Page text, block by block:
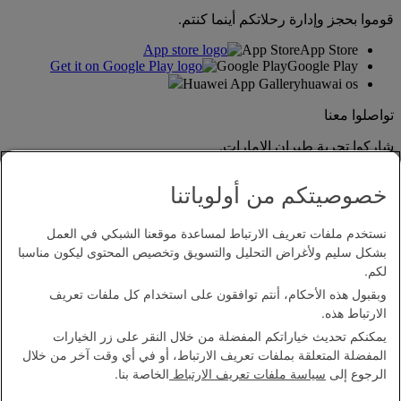
قوموا بحجز وإدارة رحلاتكم أينما كنتم.
App StoreApp Store
Google PlayGoogle Play
Huawei App Galleryhuawai os
تواصلوا معنا
شاركوا تجربة طيران الإمارات.
بيان إمكانية الدخول
اتصل بنا
سياسة الخصوصية
الشروط والأحكام
سياسة ملفات تعريف الارتباط
خصوصيتكم من أولوياتنا
نستخدم ملفات تعريف الارتباط لمساعدة موقعنا الشبكي في العمل
بشكل سليم ولأغراض التحليل والتسويق وتخصيص المحتوى ليكون مناسبا
لكم.
وبقبول هذه الأحكام، أنتم توافقون على استخدام كل ملفات تعريف
الارتباط هذه.
يمكنكم تحديث خياراتكم المفضلة من خلال النقر على زر الخيارات
المفضلة المتعلقة بملفات تعريف الارتباط، أو في أي وقت آخر من خلال
الرجوع إلى سياسة ملفات تعريف الارتباط الخاصة بنا.